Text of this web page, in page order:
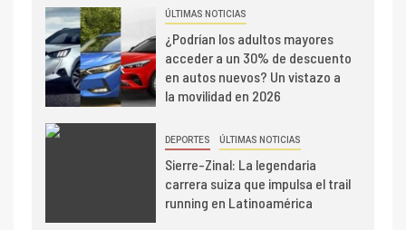
ÚLTIMAS NOTICIAS
¿Podrían los adultos mayores
acceder a un 30% de descuento
en autos nuevos? Un vistazo a
la movilidad en 2026
DEPORTES ÚLTIMAS NOTICIAS
Sierre-Zinal: La legendaria
carrera suiza que impulsa el trail
running en Latinoamérica